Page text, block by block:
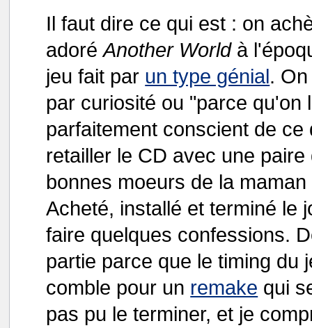
Il faut dire ce qui est : on
adoréAnother Worldà
jeu fait par un type génial.
par curiosité ou "parce qu'on
parfaitement conscient de
retailler le CD avec une
bonnes moeurs de la
Acheté, installé et terminé le
faire quelques confessions.
partie parce que le timing du
comble pour un remake qui
pas pu le terminer, et je